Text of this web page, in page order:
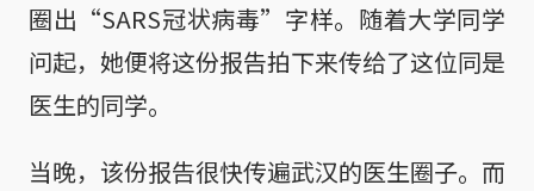
圈出“SARS冠状病毒”字样。随着大学同学
问起，她便将这份报告拍下来传给了这位同是
医生的同学。
当晚，该份报告很快传遍武汉的医生圈子。而